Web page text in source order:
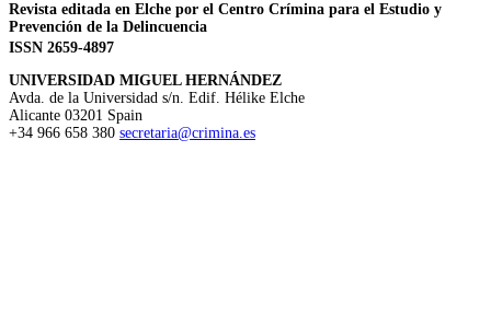
Revista editada en Elche por el Centro Crímina para el Estudio y
Prevención de la Delincuencia
ISSN 2659-4897
UNIVERSIDAD MIGUEL HERNÁNDEZ
Avda. de la Universidad s/n. Edif. Hélike Elche
Alicante 03201 Spain
+34 966 658 380 secretaria@crimina.es